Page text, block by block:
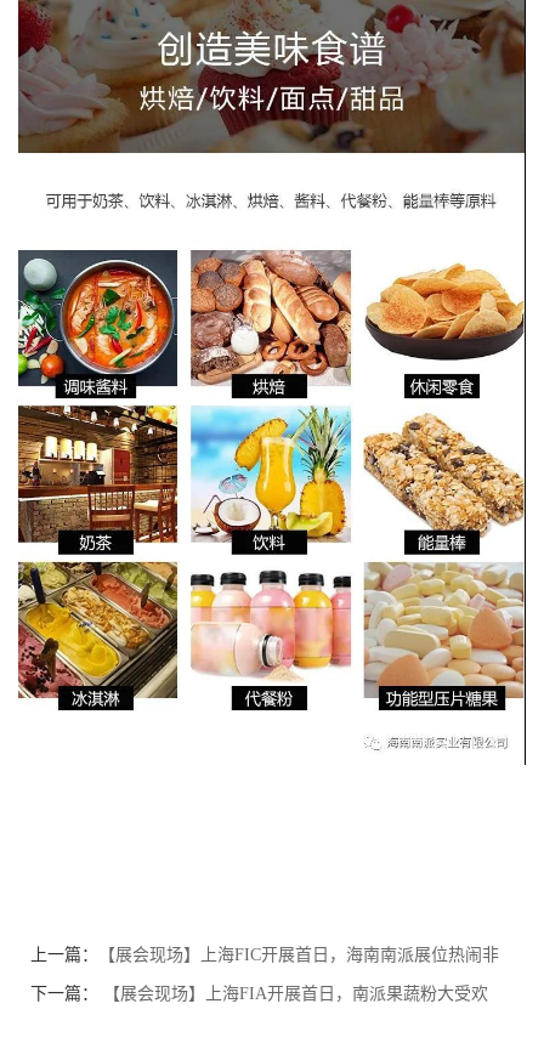
上一篇： 【展会现场】上海FIC开展首日，海南南派展位热闹非
凡，人气爆棚！
下一篇： ​ 【展会现场】上海FIA开展首日，南派果蔬粉大受欢